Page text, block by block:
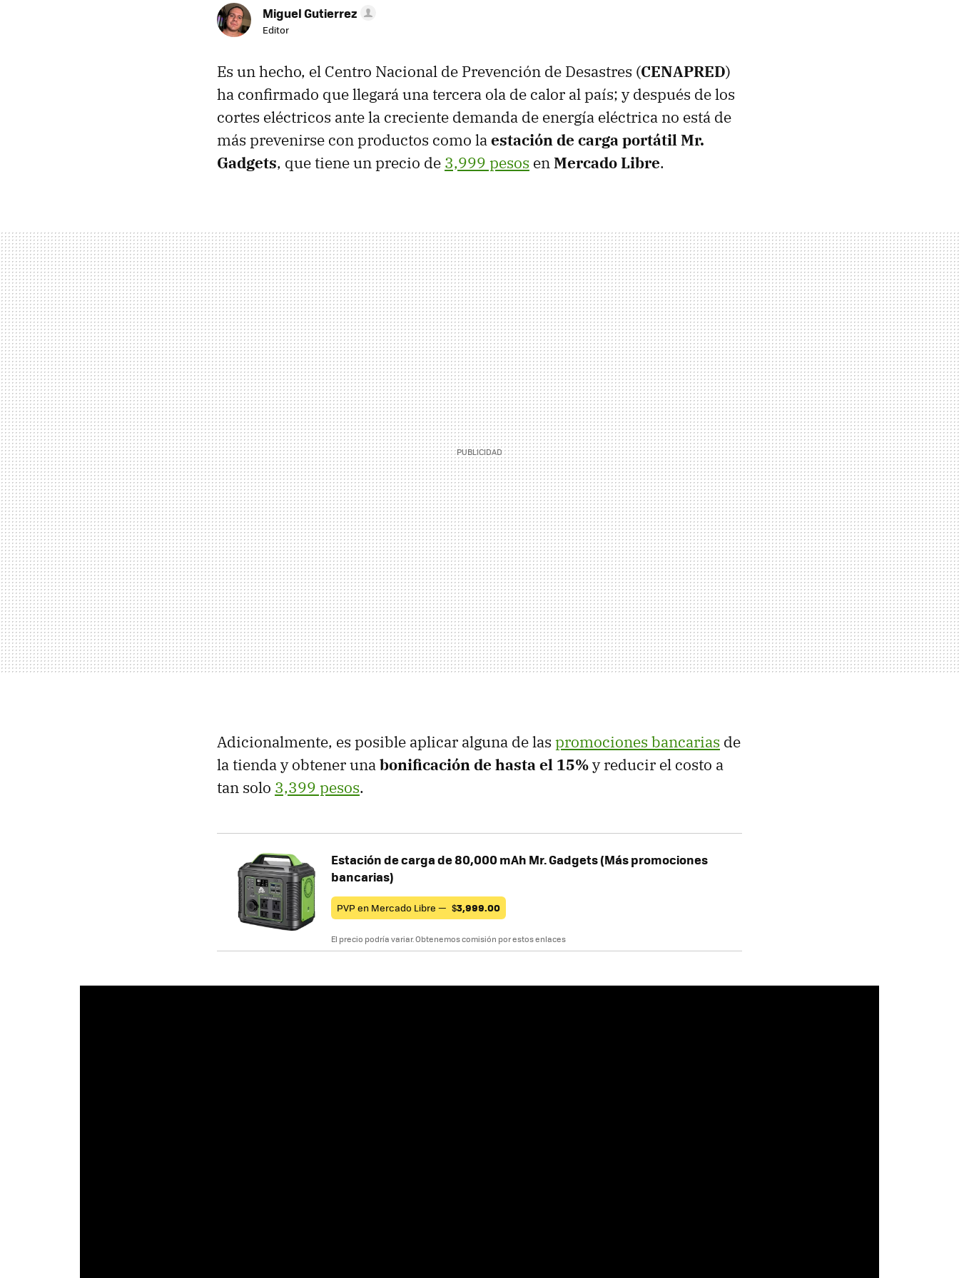
Miguel Gutierrez
Editor
Es un hecho, el Centro Nacional de Prevención de Desastres (CENAPRED)
ha confirmado que llegará una tercera ola de calor al país; y después de los
cortes eléctricos ante la creciente demanda de energía eléctrica no está de
más prevenirse con productos como laestación de carga portátil Mr.
Gadgets, que tiene un precio de 3,999 pesos enMercado Libre.
Adicionalmente, es posible aplicar alguna de las promociones bancarias de
la tienda y obtener unabonificación de hasta el 15%y reducir el costo a
tan solo 3,399 pesos.
Estación de carga de 80,000 mAh Mr. Gadgets (Más promociones
bancarias)
PVP en Mercado Libre — $3,999.00
El precio podría variar. Obtenemos comisión por estos enlaces